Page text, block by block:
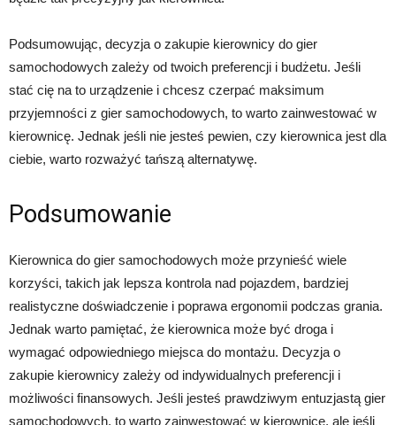
Podsumowując, decyzja o zakupie kierownicy do gier
samochodowych zależy od twoich preferencji i budżetu. Jeśli
stać cię na to urządzenie i chcesz czerpać maksimum
przyjemności z gier samochodowych, to warto zainwestować w
kierownicę. Jednak jeśli nie jesteś pewien, czy kierownica jest dla
ciebie, warto rozważyć tańszą alternatywę.
Podsumowanie
Kierownica do gier samochodowych może przynieść wiele
korzyści, takich jak lepsza kontrola nad pojazdem, bardziej
realistyczne doświadczenie i poprawa ergonomii podczas grania.
Jednak warto pamiętać, że kierownica może być droga i
wymagać odpowiedniego miejsca do montażu. Decyzja o
zakupie kierownicy zależy od indywidualnych preferencji i
możliwości finansowych. Jeśli jesteś prawdziwym entuzjastą gier
samochodowych, to warto zainwestować w kierownicę, ale jeśli